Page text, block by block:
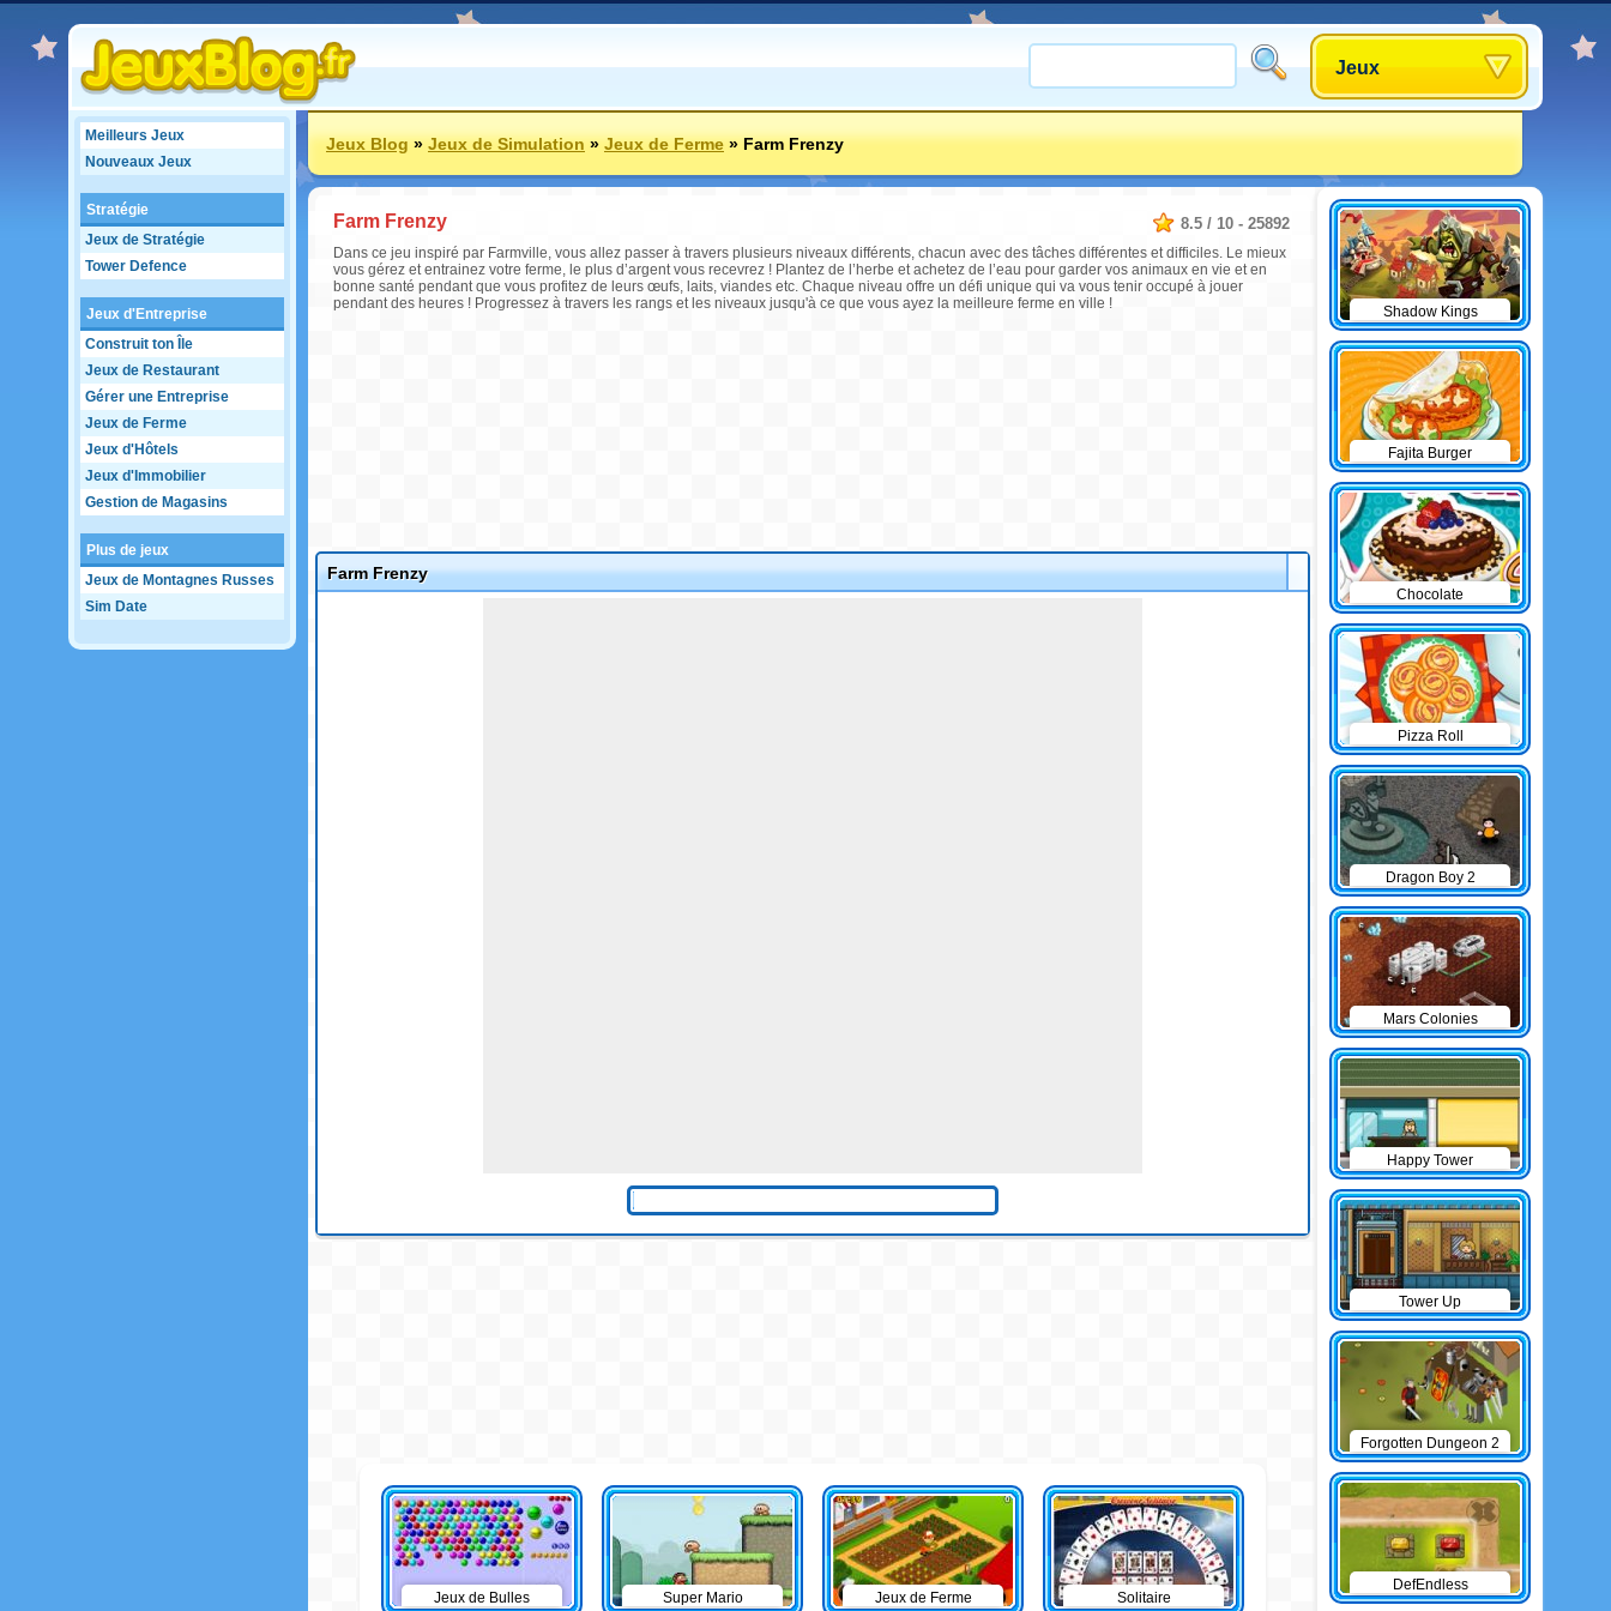
Jeux
Meilleurs Jeux
Nouveaux Jeux
Stratégie
Jeux de Stratégie
Tower Defence
Jeux d'Entreprise
Construit ton Île
Jeux de Restaurant
Gérer une Entreprise
Jeux de Ferme
Jeux d'Hôtels
Jeux d'Immobilier
Gestion de Magasins
Plus de jeux
Jeux de Montagnes Russes
Sim Date
Jeux Blog»Jeux de Simulation»Jeux de Ferme»Farm Frenzy
8.5 / 10 - 25892
Farm Frenzy
Dans ce jeu inspiré par Farmville, vous allez passer à travers plusieurs niveaux différents, chacun avec des tâches différentes et difficiles. Le mieux
vous gérez et entrainez votre ferme, le plus d’argent vous recevrez ! Plantez de l’herbe et achetez de l’eau pour garder vos animaux en vie et en
bonne santé pendant que vous profitez de leurs œufs, laits, viandes etc. Chaque niveau offre un défi unique qui va vous tenir occupé à jouer
pendant des heures ! Progressez à travers les rangs et les niveaux jusqu'à ce que vous ayez la meilleure ferme en ville !
Farm Frenzy
Jeux de Bulles Super Mario Jeux de Ferme Solitaire
Shadow Kings
Fajita Burger
Chocolate
Cheesecake
Pizza Roll
Dragon Boy 2
Mars Colonies
Happy Tower
Tower Up
Forgotten Dungeon 2
DefEndless